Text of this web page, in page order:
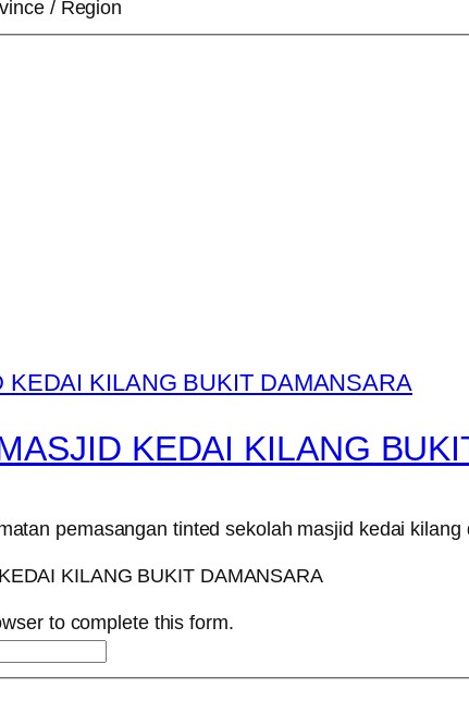
/ Region
KEDAI KILANG
pemasangan tinted sekolah masjid kedai
to complete this form.